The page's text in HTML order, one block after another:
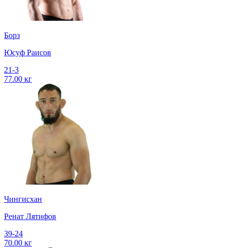
Борз
Юсуф Раисов
21-3
77.00 кг
Чингисхан
Ренат Лятифов
39-24
70.00 кг